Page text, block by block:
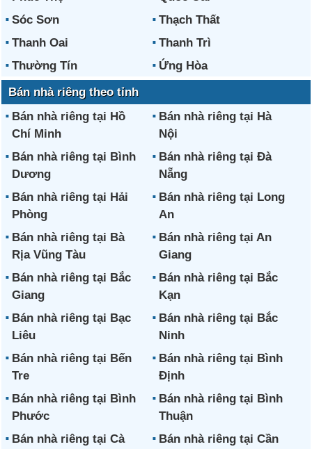
Sóc Sơn
Thạch Thất
Thanh Oai
Thanh Trì
Thường Tín
Ứng Hòa
Bán nhà riêng theo tỉnh
Bán nhà riêng tại Hồ
Chí Minh
Bán nhà riêng tại Hà
Nội
Bán nhà riêng tại Bình
Dương
Bán nhà riêng tại Đà
Nẵng
Bán nhà riêng tại Hải
Phòng
Bán nhà riêng tại Long
An
Bán nhà riêng tại Bà
Rịa Vũng Tàu
Bán nhà riêng tại An
Giang
Bán nhà riêng tại Bắc
Giang
Bán nhà riêng tại Bắc
Kạn
Bán nhà riêng tại Bạc
Liêu
Bán nhà riêng tại Bắc
Ninh
Bán nhà riêng tại Bến
Tre
Bán nhà riêng tại Bình
Định
Bán nhà riêng tại Bình
Phước
Bán nhà riêng tại Bình
Thuận
Bán nhà riêng tại Cà
Bán nhà riêng tại Cần